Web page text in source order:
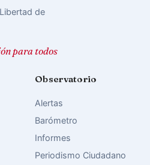
de
para todos
Observatorio
Alertas
Barómetro
Informes
Periodismo Ciudadano